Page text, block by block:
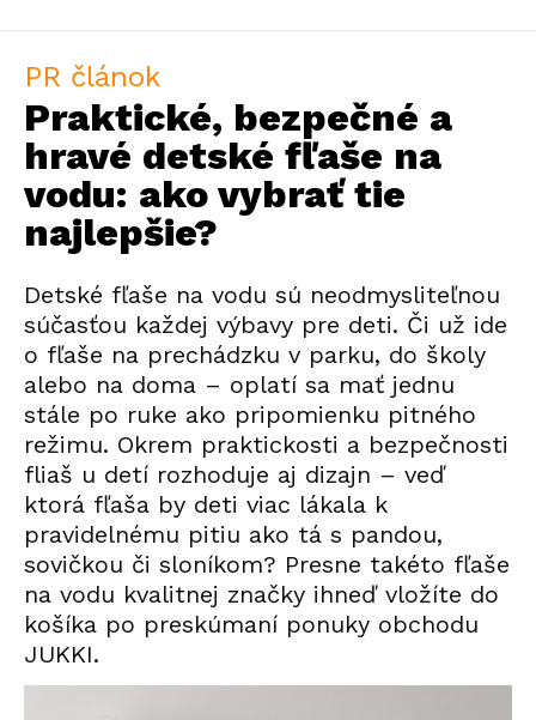
PR článok
Praktické, bezpečné a
hravé detské fľaše na
vodu: ako vybrať tie
najlepšie?
Detské fľaše na vodu sú neodmysliteľnou
súčasťou každej výbavy pre deti. Či už ide
o fľaše na prechádzku v parku, do školy
alebo na doma – oplatí sa mať jednu
stále po ruke ako pripomienku pitného
režimu. Okrem praktickosti a bezpečnosti
fliaš u detí rozhoduje aj dizajn – veď
ktorá fľaša by deti viac lákala k
pravidelnému pitiu ako tá s pandou,
sovičkou či sloníkom? Presne takéto fľaše
na vodu kvalitnej značky ihneď vložíte do
košíka po preskúmaní ponuky obchodu
JUKKI.